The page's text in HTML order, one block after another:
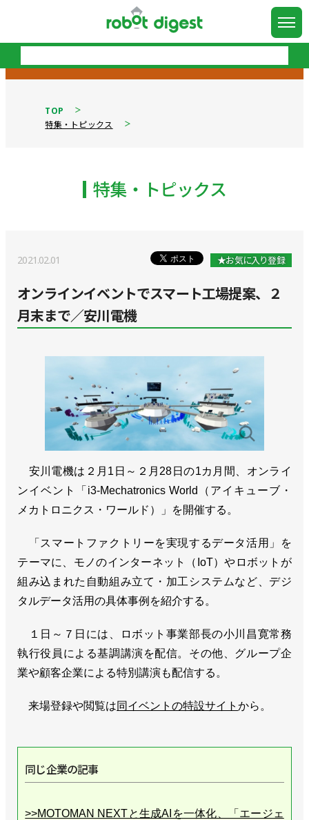
TOP
特集・トピックス
特集・トピックス
2021.02.01 ★お気に入り登録
オンラインイベントでスマート工場提案、２
月末まで／安川電機
安川電機は２月1日～２月28日の1カ月間、オンライ
ンイベント「i3-Mechatronics World（アイキューブ・
メカトロニクス・ワールド）」を開催する。
「スマートファクトリーを実現するデータ活用」を
テーマに、モノのインターネット（IoT）やロボットが
組み込まれた自動組み立て・加工システムなど、デジ
タルデータ活用の具体事例を紹介する。
１日～７日には、ロボット事業部長の小川昌寛常務
執行役員による基調講演を配信。その他、グループ企
業や顧客企業による特別講演も配信する。
来場登録や閲覧は同イベントの特設サイトから。
同じ企業の記事
>>MOTOMAN NEXTと生成AIを一体化、「エージェ